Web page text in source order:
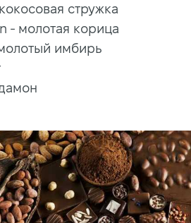
стружка
- молотая корица
имбирь